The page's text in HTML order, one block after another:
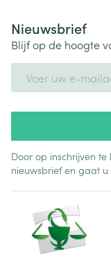
Nieuwsbrief
Blijf op de hoogte
Door op inschrijven te
nieuwsbrief en gaat